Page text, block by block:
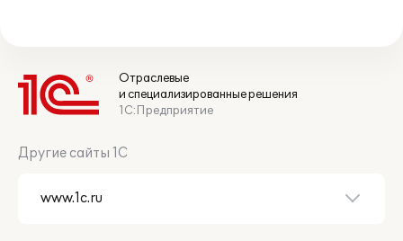
Отраслевые
и специализированные решения
1С:Предприятие
Другие сайты 1С